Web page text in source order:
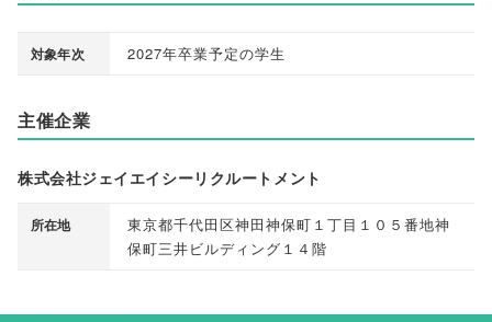
対象年次 2027年卒業予定の学生
主催企業
株式会社ジェイエイシーリクルートメント
所在地
東京都千代田区神田神保町１丁目１０５番地神
保町三井ビルディング１４階